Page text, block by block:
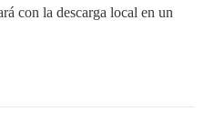
con la descarga local en un